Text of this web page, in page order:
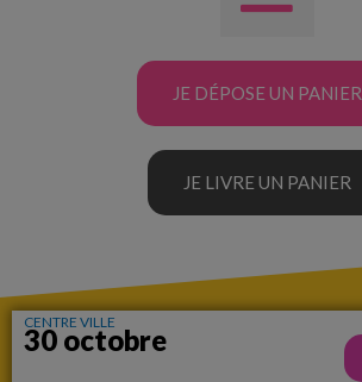
JE DÉPOSE UN PANIER
JE LIVRE UN PANIER
CENTRE VILLE
30 octobre